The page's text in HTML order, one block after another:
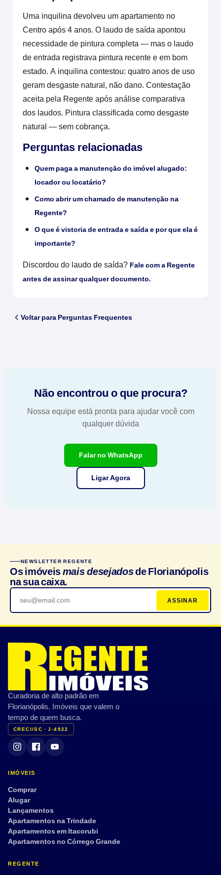
Uma inquilina devolveu um apartamento no
Centro após 4 anos. O laudo de saída apontou
necessidade de pintura completa — mas o laudo
de entrada registrava pintura recente e em bom
estado. A inquilina contestou: quatro anos de uso
geram desgaste natural, não dano. Contestação
aceita pela Regente após análise comparativa
dos laudos. Pintura classificada como desgaste
natural — sem cobrança.
Perguntas relacionadas
Quem paga a manutenção do imóvel alugado:
locador ou locatário?
Como abrir um chamado de manutenção na
Regente?
O que é vistoria de entrada e saída e por que ela é
importante?
Discordou do laudo de saída? Fale com a Regente
antes de assinar qualquer documento.
Voltar para Perguntas Frequentes
Não encontrou o que procura?
Nossa equipe está pronta para ajudar você com
qualquer dúvida
Falar no WhatsApp
Ligar Agora
NEWSLETTER REGENTE
Os imóveismais desejadosde Florianópolis
na sua caixa.
ASSINAR
Curadoria de alto padrão em
Florianópolis. Imóveis que valem o
tempo de quem busca.
CRECI/SC · J-4922
IMÓVEIS
Comprar
Alugar
Lançamentos
Apartamentos na Trindade
Apartamentos em Itacorubi
Apartamentos no Córrego Grande
REGENTE